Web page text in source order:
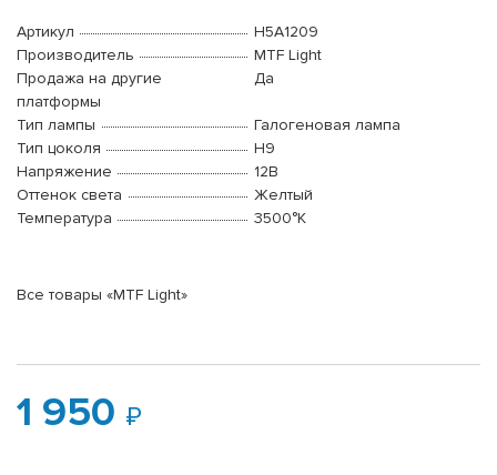
Артикул
H5A1209
Производитель
MTF Light
Продажа на другие
платформы
Да
Тип лампы
Галогеновая лампа
Тип цоколя
H9
Напряжение
12В
Оттенок света
Желтый
Температура
3500°K
Все товары «MTF Light»
1 950